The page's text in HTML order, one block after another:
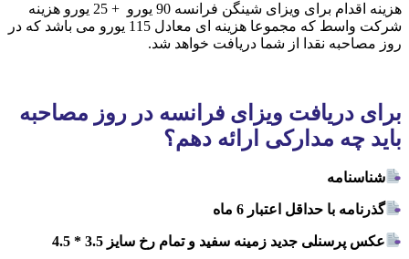
هزینه اقدام برای ویزای شینگن فرانسه 90 یورو + 25 یورو هزینه
شرکت واسط که مجموعا هزینه ای معادل 115 یورو می باشد که در
روز مصاحبه نقدا از شما دریافت خواهد شد.
برای دریافت ویزای فرانسه در روز مصاحبه
باید چه مدارکی ارائه دهم؟
شناسنامه
گذرنامه با حداقل اعتبار 6 ماه
عکس پرسنلی جدید زمینه سفید و تمام رخ سایز 3.5 * 4.5